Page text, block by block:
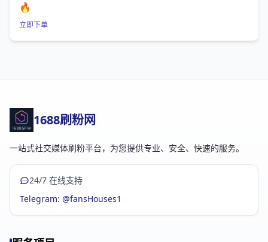
🔥
立即下单
1688刷粉网
一站式社交媒体刷粉平台，为您提供专业、安全、快速的服务。
24/7 在线支持
Telegram: @fansHouses1